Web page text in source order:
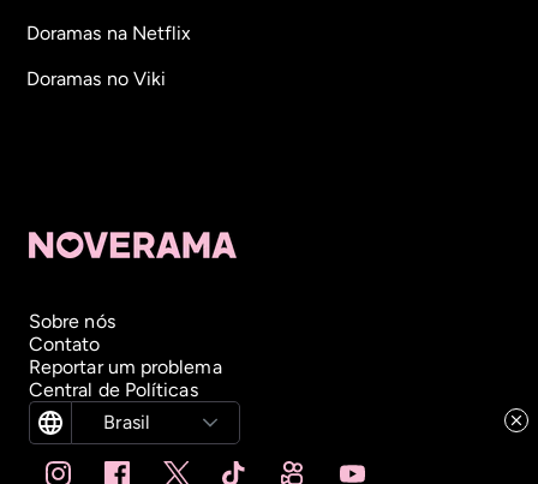
Doramas na Netflix
Doramas no Viki
Sobre nós
Contato
Reportar um problema
Central de Políticas
Brasil